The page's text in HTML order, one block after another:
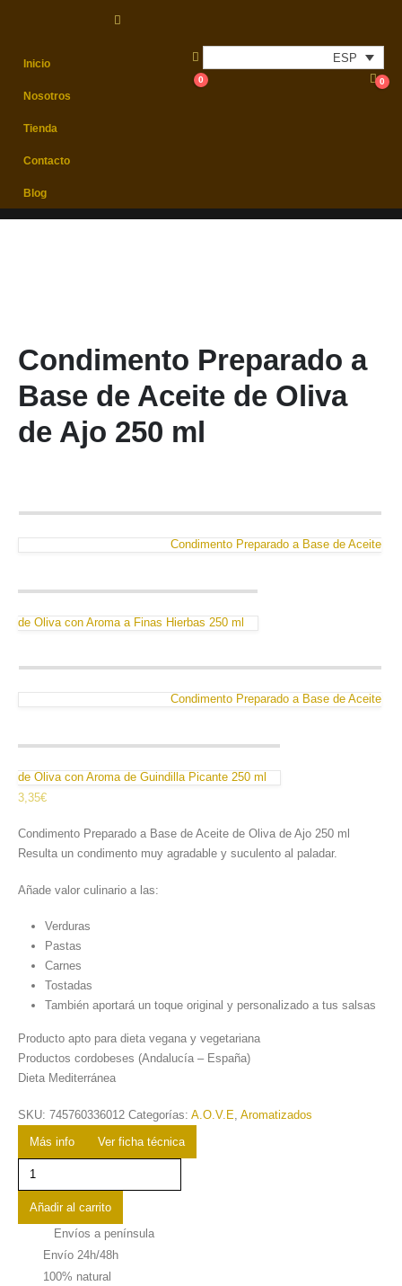
Envíos económicos
0
ESP
0
Inicio
Nosotros
Tienda
Contacto
Blog
Condimento Preparado a
Base de Aceite de Oliva
de Ajo 250 ml
Condimento Preparado a Base de Aceite
de Oliva con Aroma a Finas Hierbas 250 ml
Condimento Preparado a Base de Aceite
de Oliva con Aroma de Guindilla Picante 250 ml
3,35€
Condimento Preparado a Base de Aceite de Oliva de Ajo 250 ml
Resulta un condimento muy agradable y suculento al paladar.
Añade valor culinario a las:
Verduras
Pastas
Carnes
Tostadas
También aportará un toque original y personalizado a tus salsas
Producto apto para dieta vegana y vegetariana
Productos cordobeses (Andalucía – España)
Dieta Mediterránea
SKU: 745760336012 Categorías: A.O.V.E Aromatizados
Más info
Ver ficha técnica
Condimento
Base
Añadir al carrito
Envíos a península
Envío 24h/48h
100% natural